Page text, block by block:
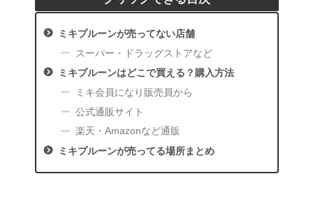
ミキプルーンが売ってない店舗
スーパー・ドラッグストアなど
ミキプルーンはどこで買える？購入方法
ミキ会員になり販売員から
公式通販サイト
楽天・Amazonなど通販
ミキプルーンが売ってる場所まとめ